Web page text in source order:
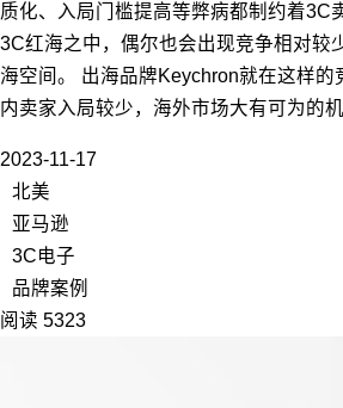
质化、入局门槛提高等弊病都制约着3C
3C红海之中，偶尔也会出现竞争相对较
海空间。 出海品牌Keychron就在这样的
内卖家入局较少，海外市场大有可为的
2023-11-17
北美
亚马逊
3C电子
品牌案例
阅读 5323